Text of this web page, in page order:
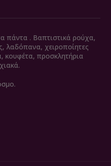
πάντα . Βαπτιστικά ρούχα,
λαδόπανα, χειροποίητες
κουφέτα, προσκλητήρια